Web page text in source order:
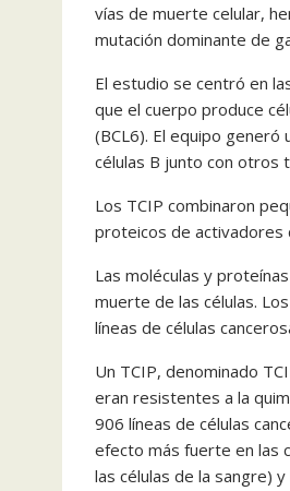
vías de muerte celular,
mutación dominante de
El estudio se centró en
que el cuerpo produce
(BCL6). El equipo
células B junto con otros
Los TCIP combinaron
proteicos de activadores
Las moléculas y
muerte de las células.
líneas de células
Un TCIP, denominado
eran resistentes a la
906 líneas de células
efecto más fuerte en las
las células de la sangre)